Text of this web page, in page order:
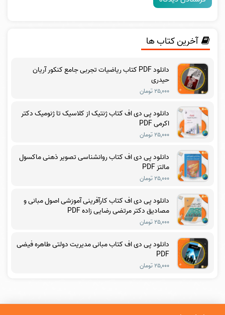
آخرین کتاب ها
دانلود PDF کتاب ریاضیات تجربی جامع کنکور آریان
حیدری
۲۵,۰۰۰ تومان
دانلود پی دی اف کتاب ژنتیک از کلاسیک تا ژنومیک دکتر
اکرمی PDF
۲۵,۰۰۰ تومان
دانلود پی دی اف کتاب روانشناسی تصویر ذهنی ماکسول
مالتز PDF
۲۵,۰۰۰ تومان
دانلود پی دی اف کتاب کارآفرینی آموزشی اصول مبانی و
مصادیق دکتر مرتضی رضایی زاده PDF
۲۵,۰۰۰ تومان
دانلود پی دی اف کتاب مبانی مدیریت دولتی طاهره فیضی
PDF
۲۵,۰۰۰ تومان